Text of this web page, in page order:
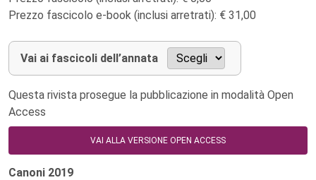
Prezzo fascicolo e-book (inclusi arretrati): € 31,00
Vai ai fascicoli dell’annata
Questa rivista prosegue la pubblicazione in modalità Open
Access
VAI ALLA VERSIONE OPEN ACCESS
Canoni 2019